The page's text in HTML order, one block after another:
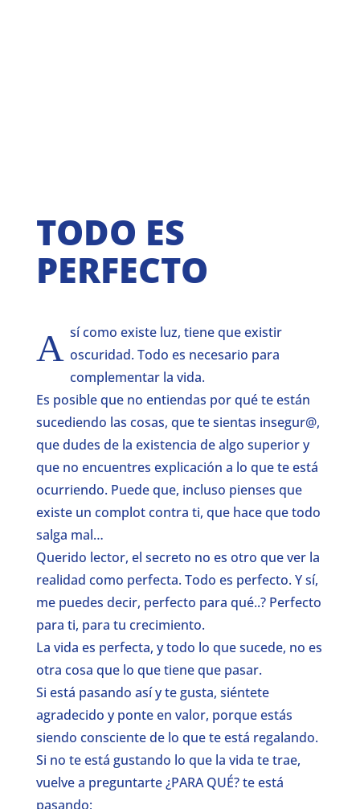
TODO ES
PERFECTO
A sí como existe luz, tiene que existir
oscuridad. Todo es necesario para
complementar la vida.
Es posible que no entiendas por qué te están
sucediendo las cosas, que te sientas insegur@,
que dudes de la existencia de algo superior y
que no encuentres explicación a lo que te está
ocurriendo. Puede que, incluso pienses que
existe un complot contra ti, que hace que todo
salga mal…
Querido lector, el secreto no es otro que ver la
realidad como perfecta. Todo es perfecto. Y sí,
me puedes decir, perfecto para qué..? Perfecto
para ti, para tu crecimiento.
La vida es perfecta, y todo lo que sucede, no es
otra cosa que lo que tiene que pasar.
Si está pasando así y te gusta, siéntete
agradecido y ponte en valor, porque estás
siendo consciente de lo que te está regalando.
Si no te está gustando lo que la vida te trae,
vuelve a preguntarte ¿PARA QUÉ? te está
pasando;